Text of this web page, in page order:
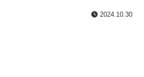
2024.10.30